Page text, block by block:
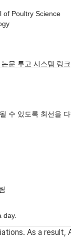
in the
Copyright
2018
the
in both
This study
genetic
As a result,
of Poultry Science
문 투고 시스템 링크
수 있도록 최선을 다
day.